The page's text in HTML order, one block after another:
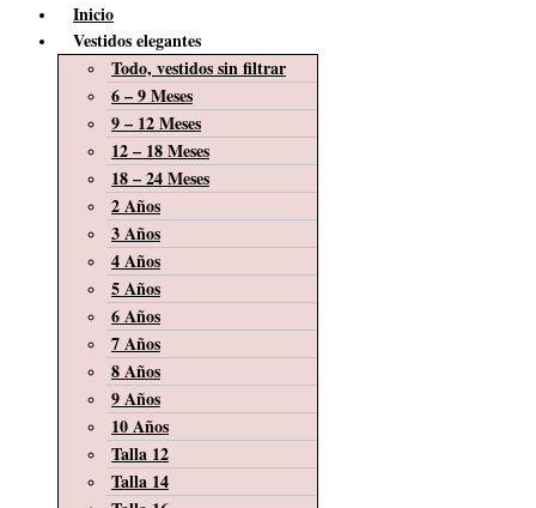
Inicio
Vestidos elegantes
Todo, vestidos sin filtrar
6 – 9 Meses
9 – 12 Meses
12 – 18 Meses
18 – 24 Meses
2 Años
3 Años
4 Años
5 Años
6 Años
7 Años
8 Años
9 Años
10 Años
Talla 12
Talla 14